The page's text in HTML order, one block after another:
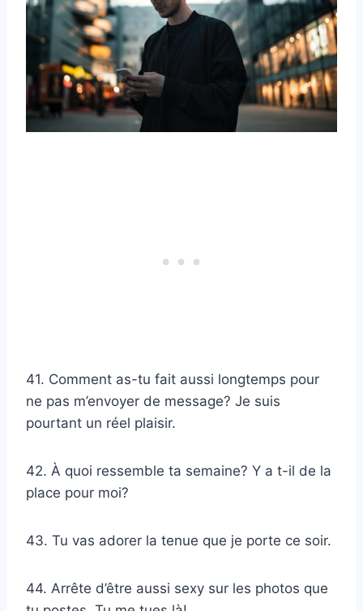
41. Comment as-tu fait aussi longtemps pour
ne pas m’envoyer de message? Je suis
pourtant un réel plaisir.
42. À quoi ressemble ta semaine? Y a t-il de la
place pour moi?
43. Tu vas adorer la tenue que je porte ce soir.
44. Arrête d’être aussi sexy sur les photos que